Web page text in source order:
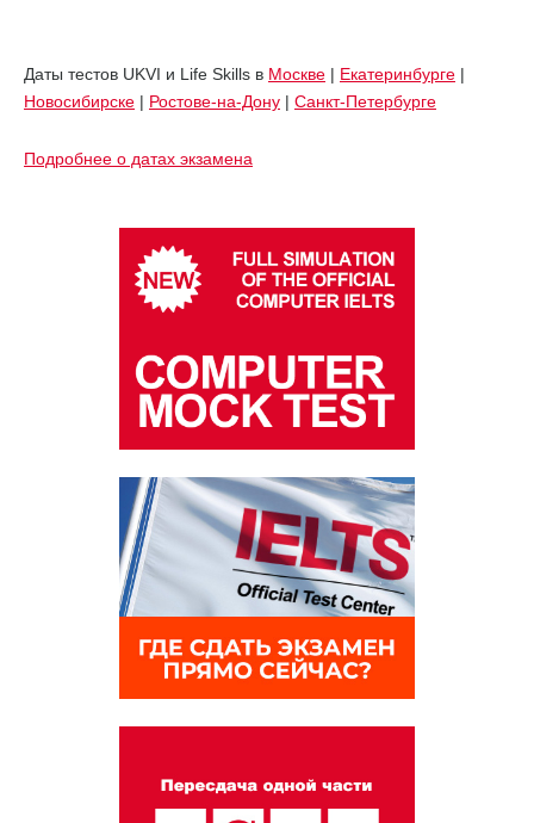
Даты тестов UKVI и Life Skills в Москве | Екатеринбурге |
Новосибирске | Ростове-на-Дону | Санкт-Петербурге
Подробнее о датах экзамена